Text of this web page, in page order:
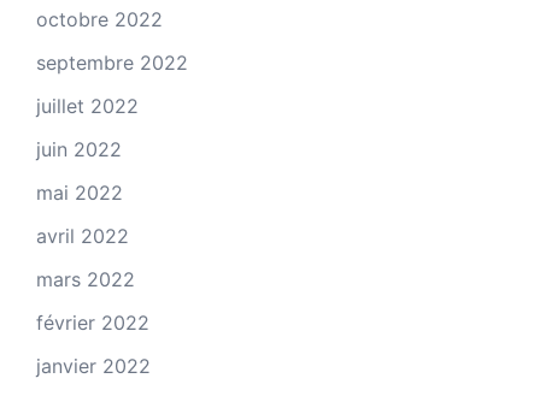
octobre 2022
septembre 2022
juillet 2022
juin 2022
mai 2022
avril 2022
mars 2022
février 2022
janvier 2022